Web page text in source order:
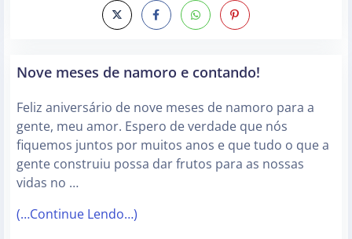
Nove meses de namoro e contando!
Feliz aniversário de nove meses de namoro para a
gente, meu amor. Espero de verdade que nós
fiquemos juntos por muitos anos e que tudo o que a
gente construiu possa dar frutos para as nossas
vidas no …
(…Continue Lendo…)